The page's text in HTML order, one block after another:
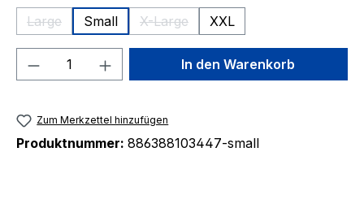
Large
(Diese Option ist zurzeit nicht verfügbar.)
Small X-Large
(Diese Option ist zurzeit nicht
XXL
Produkt Anzahl: Gib denIn den Warenkorb
Zum Merkzettel hinzufügen
Produktnummer: 886388103447-small